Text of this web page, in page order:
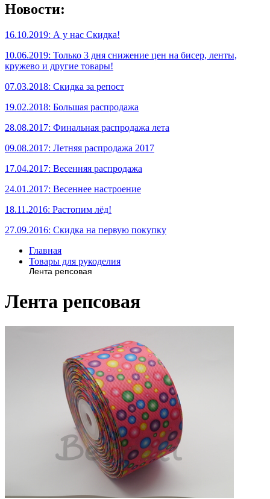
Новости:
16.10.2019: А у нас Скидка!
10.06.2019: Только 3 дня снижение цен на бисер, ленты,
кружево и другие товары!
07.03.2018: Скидка за репост
19.02.2018: Большая распродажа
28.08.2017: Финальная распродажа лета
09.08.2017: Летняя распродажа 2017
17.04.2017: Весенняя распродажа
24.01.2017: Весеннее настроение
18.11.2016: Растопим лёд!
27.09.2016: Скидка на первую покупку
Главная
Товары для рукоделия
Лента репсовая
Лента репсовая